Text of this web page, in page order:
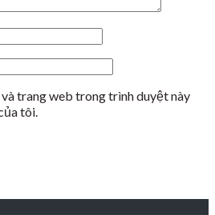
trang web trong trình duyệt này
tôi.